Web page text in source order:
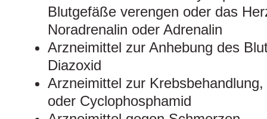
Blutgefäße verengen oder das
Noradrenalin oder Adrenalin
Arzneimittel zur Anhebung des
Diazoxid
Arzneimittel zur
oder Cyclophosphamid